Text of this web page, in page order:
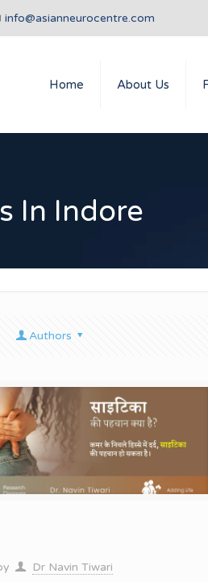
info@asianneurocentre.com
Home About Us
In Indore
Authors
Dr Navin Tiwari